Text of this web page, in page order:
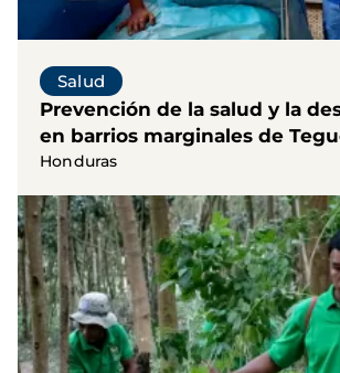
Salud
Prevención de la salud y la
en barrios marginales de
Honduras